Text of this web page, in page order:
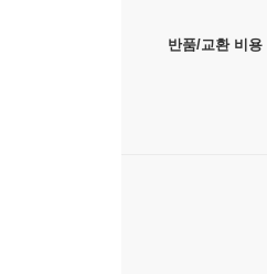
자 이제, 그랜드
책에 머무시는 동
디자이너를 다시
반품/교환 비용